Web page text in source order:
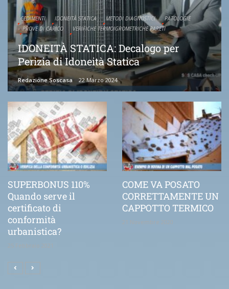
CEDIMENTI IDONEITÀ STATICA METODI DIAGNOSTICI
PATOLOGIE
PROVE DI CARICO
VERIFICHE TERMOIGROMETRICHE PARETI
IDONEITÀ STATICA: Decalogo per
Perizia di Idoneità Statica
Redazione Soscasa 22 Marzo 2024
SUPERBONUS 110%
Quando serve il
certificato di
conformità
urbanistica?
25 Febbraio 2021
COME VA POSATO
CORRETTAMENTE UN
CAPPOTTO TERMICO
21 Novembre 2020